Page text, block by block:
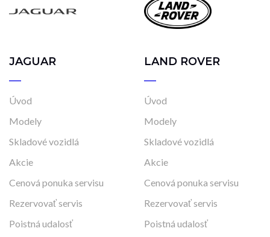
Cena
35 490 €
Stav
Na ceste
JAGUAR
Úvod
Modely
Skladové vozidlá
Akcie
Cenová ponuka servisu
Rezervovať servis
Poistná udalosť
LAND ROVER
Úvod
Modely
Skladové vozidlá
Akcie
Cenová ponuka servisu
Rezervovať servis
Poistná udalosť